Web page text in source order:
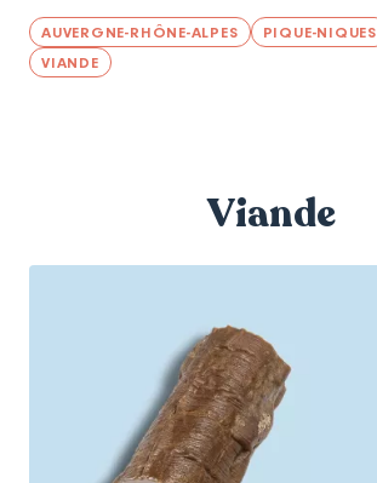
AUVERGNE-RHÔNE-ALPES PIQUE-NIQUES
VIANDE
Viande